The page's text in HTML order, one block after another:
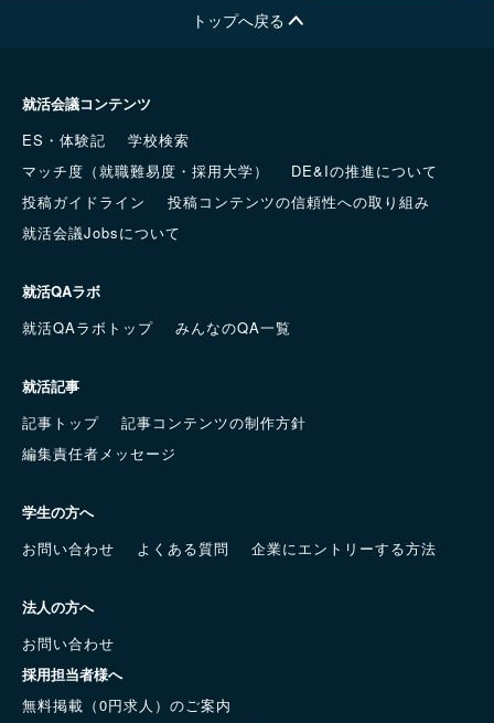
トップへ戻る
就活会議コンテンツ
ES・体験記
学校検索
マッチ度（就職難易度・採用大学）
DE&Iの推進について
投稿ガイドライン
投稿コンテンツの信頼性への取り組み
就活会議Jobsについて
就活QAラボ
就活QAラボトップ
みんなのQA一覧
就活記事
記事トップ
記事コンテンツの制作方針
編集責任者メッセージ
学生の方へ
お問い合わせ
よくある質問 企業にエントリーする方法
法人の方へ
お問い合わせ
採用担当者様へ
無料掲載（0円求人）のご案内